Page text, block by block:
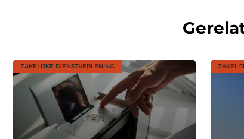
ZAKELIJKE DIENSTVERLENING